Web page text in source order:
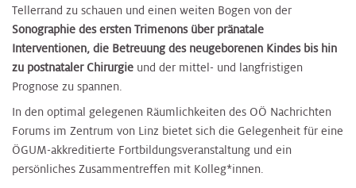
Tellerrand zu schauen und einen weiten Bogen von der
Sonographie des ersten Trimenons über pränatale
Interventionen, die Betreuung des neugeborenen Kindes bis hin
zu postnataler Chirurgie und der mittel- und langfristigen
Prognose zu spannen.
In den optimal gelegenen Räumlichkeiten des OÖ Nachrichten
Forums im Zentrum von Linz bietet sich die Gelegenheit für eine
ÖGUM-akkreditierte Fortbildungsveranstaltung und ein
persönliches Zusammentreffen mit Kolleg*innen.